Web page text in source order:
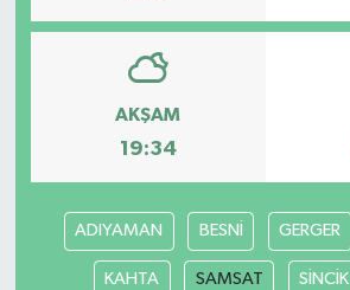
AKŞAM
19:34
ADIYAMAN BESNİ GERGER
KAHTA SAMSAT SİNCİK